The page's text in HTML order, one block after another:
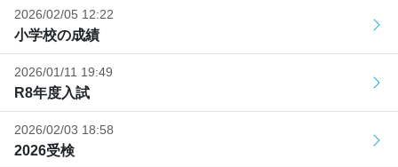
2026/02/05 12:22
小学校の成績
2026/01/11 19:49
R8年度入試
2026/02/03 18:58
2026受検